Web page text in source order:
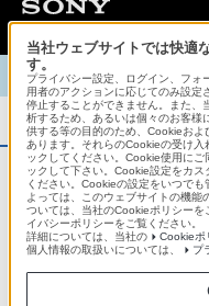
TOP
商品概要
アフターサービ
オーバーシーズ
地域で共通
当社ウェブサイトでは快適
す。
プライバシー設定、ログイン、フォ
用者のアクションに応じてのみ設
停止することができません。また、
析するため、あるいは個々のお客様
供する等の目的のため、Cookieお
あります。それらのCookieの受け
ックしてください。Cookie使用に
ックして下さい。Cookie設定をカ
ください。Cookieの設定をいつで
よっては、このウェブサイトの機
ついては、当社のCookieポリシーを
イバシーポリシーをご覧ください。
詳細については、当社の
Cookieポ
個人情報の取扱いについては、
プ